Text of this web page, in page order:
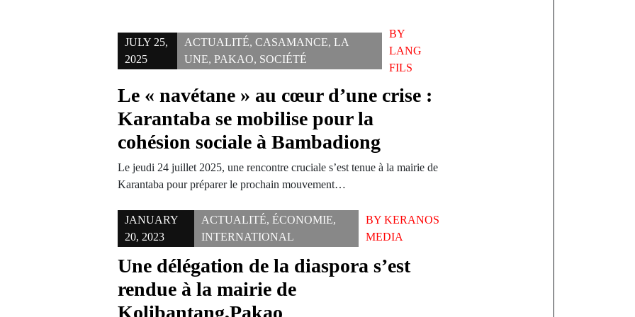
JULY 25,
2025
ACTUALITÉ, CASAMANCE, LA
UNE, PAKAO, SOCIÉTÉ
BY
LANG
FILS
Le « navétane » au cœur d’une crise :
Karantaba se mobilise pour la
cohésion sociale à Bambadiong
Le jeudi 24 juillet 2025, une rencontre cruciale s’est tenue à la mairie de
Karantaba pour préparer le prochain mouvement…
JANUARY
20, 2023
ACTUALITÉ,ÉCONOMIE,
INTERNATIONAL
BYKERANOS
MEDIA
Une délégation de la diaspora s’est
rendue à la mairie de
Kolibantang,Pakao